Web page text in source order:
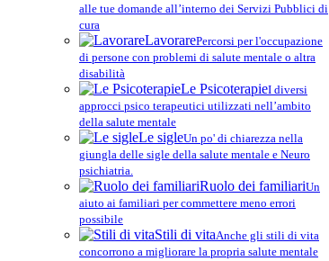
alle tue domande all’interno dei Servizi Pubblici di
cura
LavorarePercorsi per l'occupazione
di persone con problemi di salute mentale o altra
disabilità
Le PsicoterapieI diversi
approcci psico terapeutici utilizzati nell’ambito
della salute mentale
Le sigleUn po' di chiarezza nella
giungla delle sigle della salute mentale e Neuro
psichiatria.
Ruolo dei familiariUn
aiuto ai familiari per commettere meno errori
possibile
Stili di vitaAnche gli stili di vita
concorrono a migliorare la propria salute mentale